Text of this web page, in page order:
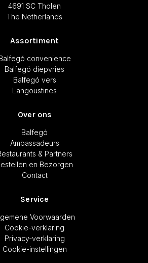
4691 SC Tholen
The Netherlands
Assortiment
convenience
Balfegó diepvries
Balfegó vers
Langoustines
Over ons
Balfegó
Ambassadeurs
& Partners
en Bezorgen
Contact
Service
Voorwaarden
Cookie-verklaring
Privacy-verklaring
Cookie-instellingen